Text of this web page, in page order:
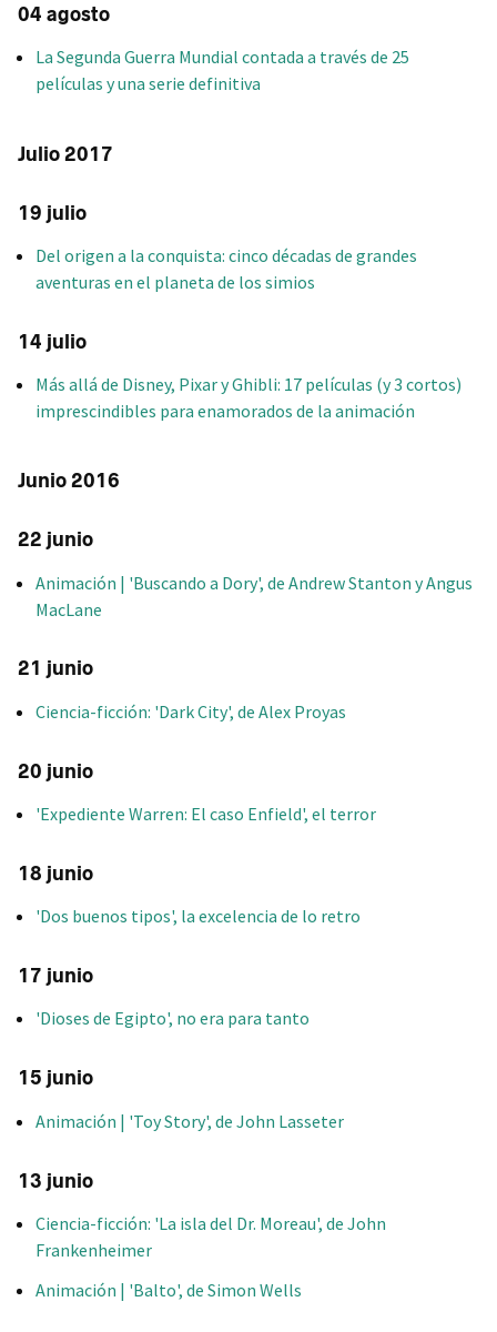
04 agosto
La Segunda Guerra Mundial contada a través de 25
películas y una serie definitiva
Julio 2017
19 julio
Del origen a la conquista: cinco décadas de grandes
aventuras en el planeta de los simios
14 julio
Más allá de Disney, Pixar y Ghibli: 17 películas (y 3 cortos)
imprescindibles para enamorados de la animación
Junio 2016
22 junio
Animación | 'Buscando a Dory', de Andrew Stanton y Angus
MacLane
21 junio
Ciencia-ficción: 'Dark City', de Alex Proyas
20 junio
'Expediente Warren: El caso Enfield', el terror
18 junio
'Dos buenos tipos', la excelencia de lo retro
17 junio
'Dioses de Egipto', no era para tanto
15 junio
Animación | 'Toy Story', de John Lasseter
13 junio
Ciencia-ficción: 'La isla del Dr. Moreau', de John
Frankenheimer
Animación | 'Balto', de Simon Wells